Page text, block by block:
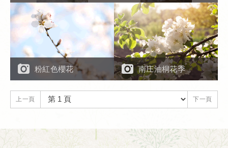
粉紅色櫻花 南庄油桐花季
上一頁 下一頁